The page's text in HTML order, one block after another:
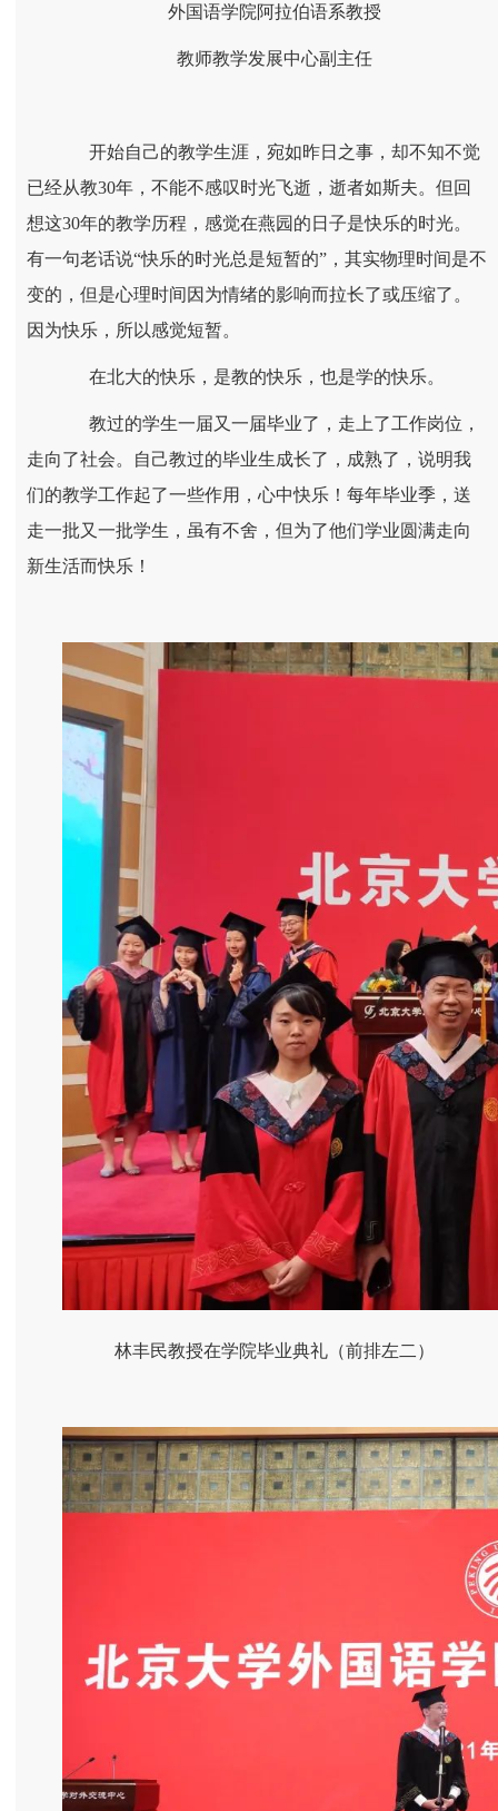
外国语学院阿拉伯语系教授
教师教学发展中心副主任
开始自己的教学生涯，宛如昨日之事，却不知不觉
已经从教30年，不能不感叹时光飞逝，逝者如斯夫。但回
想这30年的教学历程，感觉在燕园的日子是快乐的时光。
有一句老话说“快乐的时光总是短暂的”，其实物理时间是不
变的，但是心理时间因为情绪的影响而拉长了或压缩了。
因为快乐，所以感觉短暂。
在北大的快乐，是教的快乐，也是学的快乐。
教过的学生一届又一届毕业了，走上了工作岗位，
走向了社会。自己教过的毕业生成长了，成熟了，说明我
们的教学工作起了一些作用，心中快乐！每年毕业季，送
走一批又一批学生，虽有不舍，但为了他们学业圆满走向
新生活而快乐！
林丰民教授在学院毕业典礼（前排左二）